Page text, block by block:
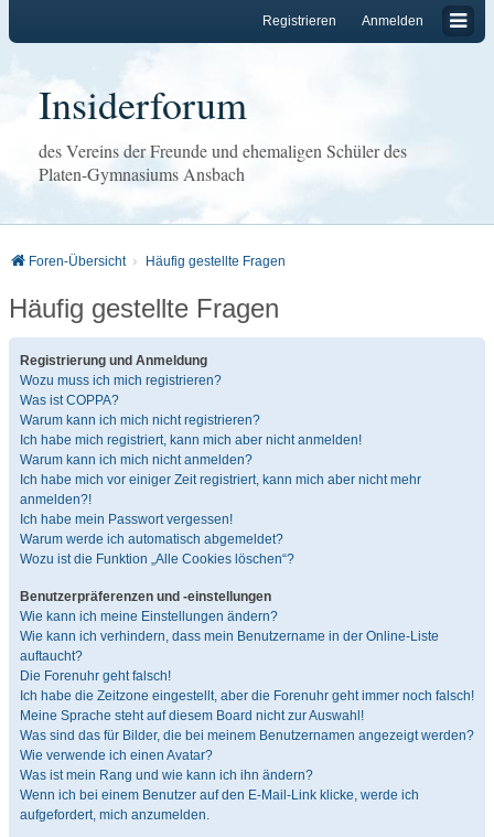
Anmelden
Registrieren
Insiderforum
des Vereins der Freunde und ehemaligen Schüler des
Platen-Gymnasiums Ansbach
Foren-Übersicht Häufig gestellte Fragen
Häufig gestellte Fragen
Registrierung und Anmeldung
Wozu muss ich mich registrieren?
Was ist COPPA?
Warum kann ich mich nicht registrieren?
Ich habe mich registriert, kann mich aber nicht anmelden!
Warum kann ich mich nicht anmelden?
Ich habe mich vor einiger Zeit registriert, kann mich aber nicht mehr
anmelden?!
Ich habe mein Passwort vergessen!
Warum werde ich automatisch abgemeldet?
Wozu ist die Funktion „Alle Cookies löschen“?
Benutzerpräferenzen und -einstellungen
Wie kann ich meine Einstellungen ändern?
Wie kann ich verhindern, dass mein Benutzername in der Online-Liste
auftaucht?
Die Forenuhr geht falsch!
Ich habe die Zeitzone eingestellt, aber die Forenuhr geht immer noch falsch!
Meine Sprache steht auf diesem Board nicht zur Auswahl!
Was sind das für Bilder, die bei meinem Benutzernamen angezeigt werden?
Wie verwende ich einen Avatar?
Was ist mein Rang und wie kann ich ihn ändern?
Wenn ich bei einem Benutzer auf den E-Mail-Link klicke, werde ich
aufgefordert, mich anzumelden.